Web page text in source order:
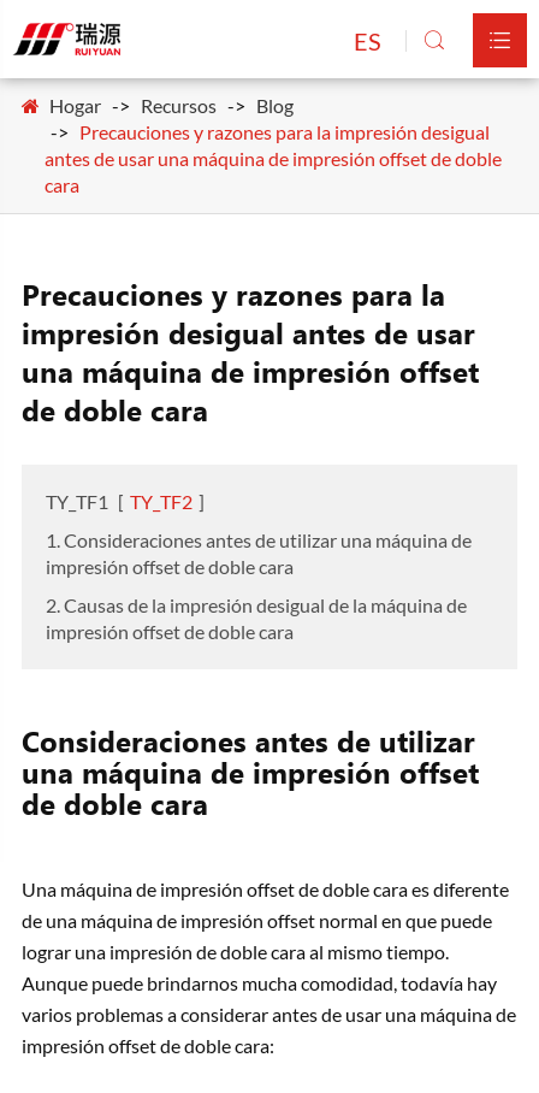
ES  
Hogar Recursos
Blog
Precauciones y razones para la impresión desigual
antes de usar una máquina de impresión offset de doble
cara
Precauciones y razones para la
impresión desigual antes de usar
una máquina de impresión offset
de doble cara
TY_TF1 [ TY_TF2 ]
1. Consideraciones antes de utilizar una máquina de
impresión offset de doble cara
2. Causas de la impresión desigual de la máquina de
impresión offset de doble cara
Consideraciones antes de utilizar
una máquina de impresión offset
de doble cara
Una máquina de impresión offset de doble cara es diferente
de una máquina de impresión offset normal en que puede
lograr una impresión de doble cara al mismo tiempo.
Aunque puede brindarnos mucha comodidad, todavía hay
varios problemas a considerar antes de usar una máquina de
impresión offset de doble cara: